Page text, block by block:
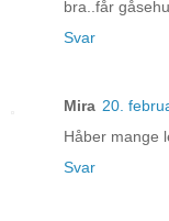
bra..får
Svar
Mira 20.
Håber mange
Svar